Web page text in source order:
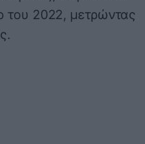
του 2022, μετρώντας